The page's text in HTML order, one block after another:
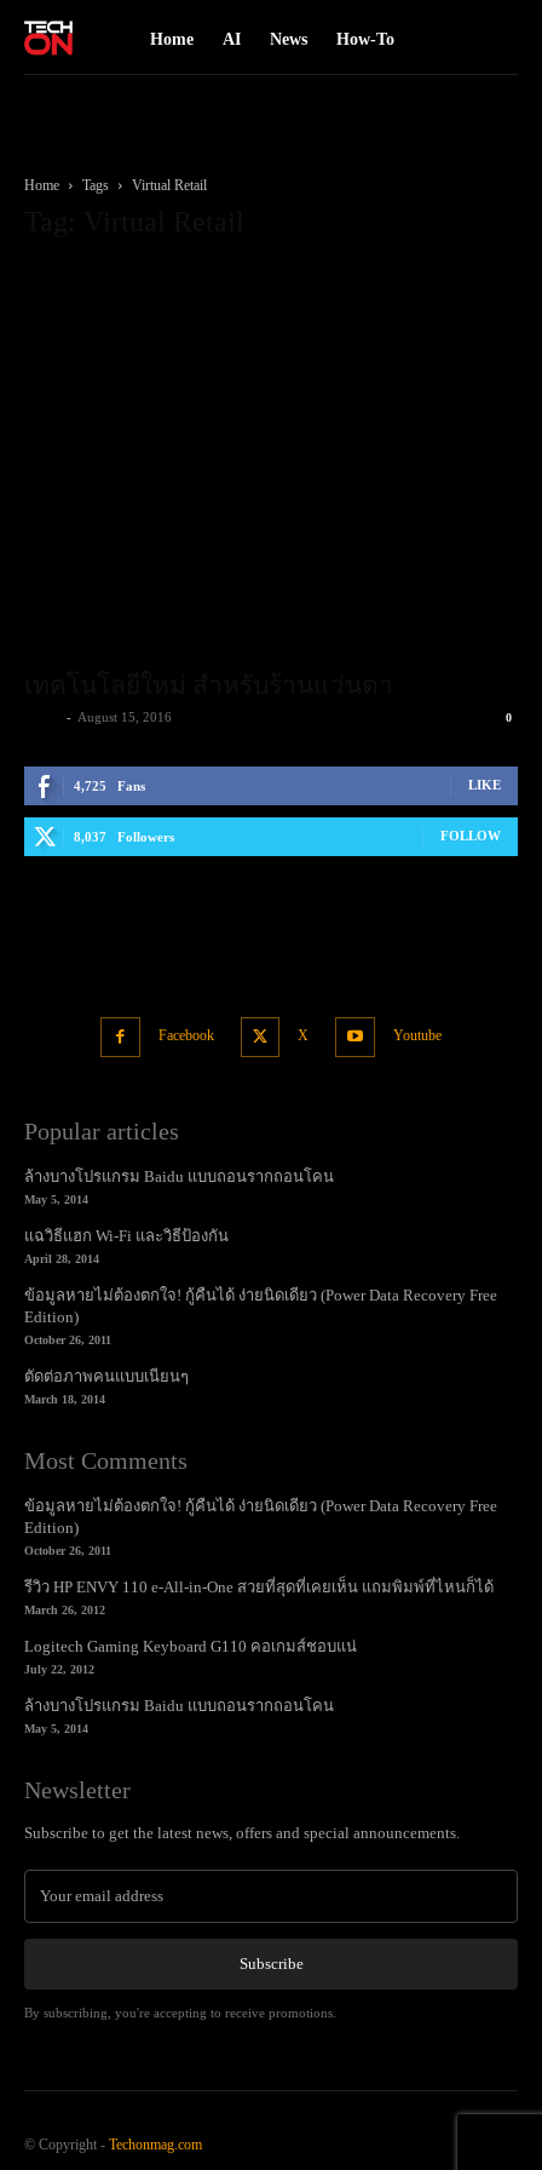
Home AI News How-To
Home Tags Virtual Retail
- August 15, 2016 0
4,725 Fans LIKE
8,037 Followers FOLLOW
Facebook X Youtube
Popular articles
ล้างบางโปรแกรม Baidu แบบถอนรากถอนโคน
May 5, 2014
แฉวิธีแฮก Wi-Fi และวิธีป้องกัน
April 28, 2014
ข้อมูลหายไม่ต้องตกใจ! กู้คืนได้ ง่ายนิดเดียว (Power Data Recovery Free
Edition)
October 26, 2011
ตัดต่อภาพคนแบบเนียนๆ
March 18, 2014
Most Comments
ข้อมูลหายไม่ต้องตกใจ! กู้คืนได้ ง่ายนิดเดียว (Power Data Recovery Free
Edition)
October 26, 2011
รีวิว HP ENVY 110 e-All-in-One สวยที่สุดที่เคยเห็น แถมพิมพ์ที่ไหนก็ได้
March 26, 2012
Logitech Gaming Keyboard G110 คอเกมส์ชอบแน่
July 22, 2012
ล้างบางโปรแกรม Baidu แบบถอนรากถอนโคน
May 5, 2014
Newsletter
Subscribe to get the latest news, offers and special announcements.
Subscribe
By subscribing, you're accepting to receive promotions.
© Copyright - Techonmag.com